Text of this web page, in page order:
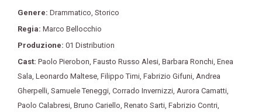
Genere: Drammatico Storico
Regia: Marco Bellocchio
Produzione: 01 Distribution
Cast: Paolo Pierobon Fausto Russo Alesi Barbara Ronchi Enea
Sala Leonardo Maltese Filippo Timi Fabrizio Gifuni Andrea
Gherpelli Samuele Teneggi Corrado Invernizzi Aurora Camatti
Paolo Calabresi Bruno Cariello Renato Sarti Fabrizio Contri